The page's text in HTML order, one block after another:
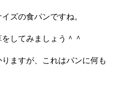
ズの食パンですね。
してみましょう＾＾
ますが、これはパンに何も